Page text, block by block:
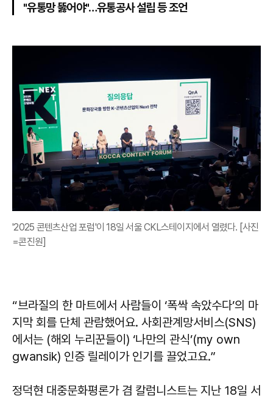
"유통망 뚫어야"…유통공사 설립 등 조언
'2025 콘텐츠산업 포럼'이 18일 서울 CKL스테이지에서 열렸다. [사진
=콘진원]
“브라질의 한 마트에서 사람들이 ‘폭싹 속았수다’의 마
지막 회를 단체 관람했어요. 사회관계망서비스(SNS)
에서는 (해외 누리꾼들이) ‘나만의 관식’(my own
gwansik) 인증 릴레이가 인기를 끌었고요.”
정덕현 대중문화평론가 겸 칼럼니스트는 지난 18일 서